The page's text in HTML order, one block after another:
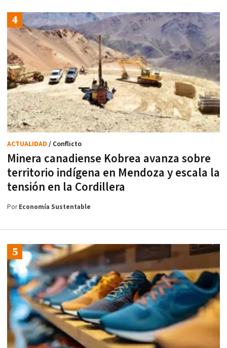
Minera canadiense Kobrea avanza sobre
territorio indígena en Mendoza y escala la
tensión en la Cordillera
ACTUALIDAD / Conflicto
PorEconomía Sustentable